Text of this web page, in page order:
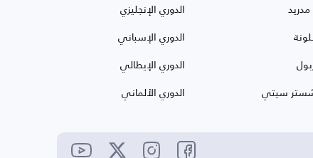
مدريد
سيتي
الدوري الإنجليزي
الدوري الإسباني
الدوري الإيطالي
الدوري الألماني